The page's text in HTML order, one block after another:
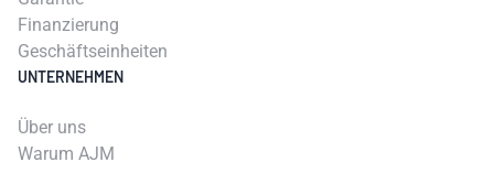
Finanzierung
Geschäftseinheiten
UNTERNEHMEN
Über uns
Warum AJM